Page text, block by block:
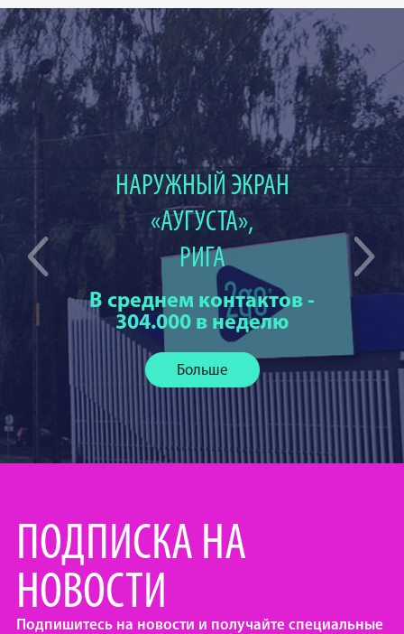
НАРУЖНЫЙ ЭКРАН
«АУГУСТА»,
РИГА
В среднем контактов -
304.000 в неделю
Больше
ПОДПИСКА НА
НОВОСТИ
Подпишитесь на новости и получайте специальные